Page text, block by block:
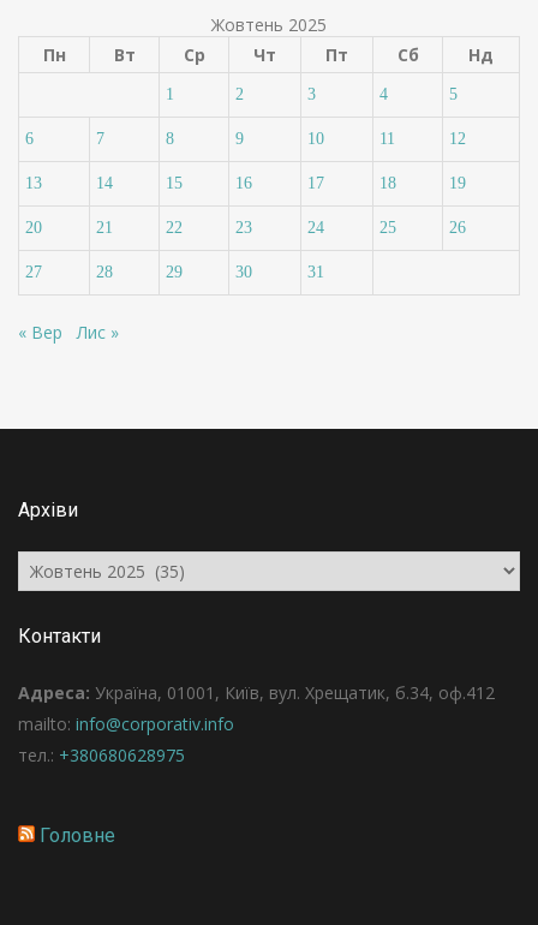
Жовтень 2025
Пн
Вт Ср Чт Пт Сб Нд
1 2 3 4 5
6 7 8 9 10 11 12
13 14 15 16 17 18 19
20 21 22 23 24 25 26
27 28 29 30 31
« Вер Лис »
Архіви
Архіви
Контакти
Адреса: Україна, 01001, Київ, вул. Хрещатик, б.34, оф.412
mailto: info@corporativ.info
тел.: +380680628975
Головне